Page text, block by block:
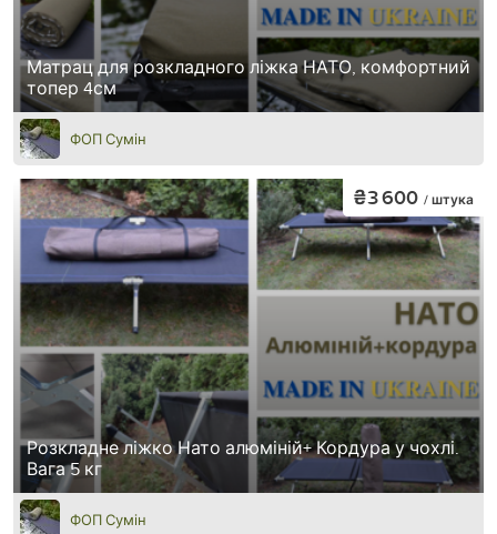
Матрац для розкладного ліжка НАТО, комфортний
топер 4см
ФОП Сумін
Розкладне ліжко Нато алюміній+ Кордура у чохлі.
Вага 5 кг
₴3 600 / штука
ФОП Сумін